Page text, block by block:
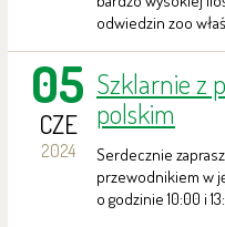
odwiedzin zoo
05
CZE
2024
Szklarnie z
polskim
Serdecznie
przewodnikiem w
o godzinie 10:00 i